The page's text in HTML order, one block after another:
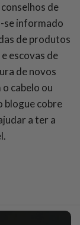
de
se informado
de produtos
escovas de
de novos
cabelo ou
blogue cobre
a ter a